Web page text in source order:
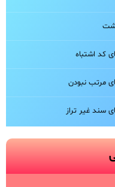
کد اشتباه
مرتب نبودن
سند غیر تراز